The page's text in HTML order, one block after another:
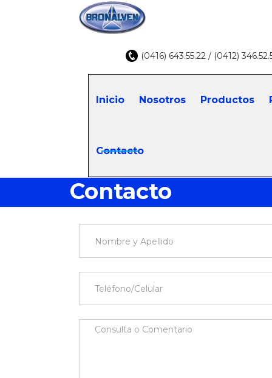
(0416) 643.55.22 / (0412)
Inicio Nosotros Productos
Contacto
Contacto